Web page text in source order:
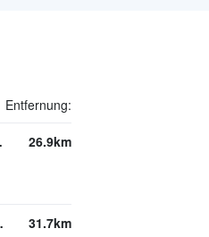
Entfernung:
26.9km
31.7km